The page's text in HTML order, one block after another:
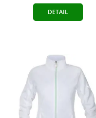
DETAIL